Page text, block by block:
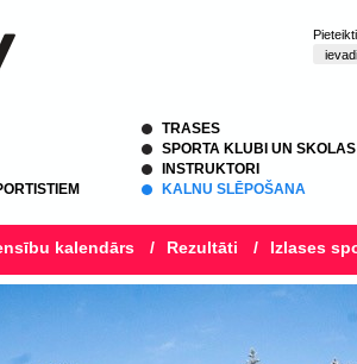
TRASES
SPORTA KLUBI UN SKOLAS
INSTRUKTORI
KALNU SLĒPOŠANA
kalendārs / Rezultāti / Izlases